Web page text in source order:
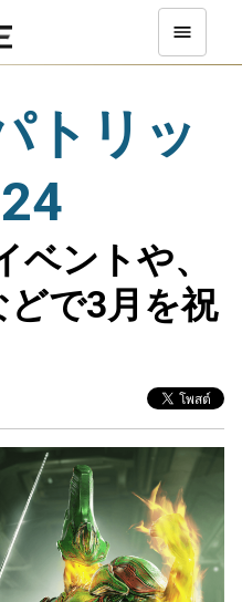
トリッ
ベントや、
どで3月を祝